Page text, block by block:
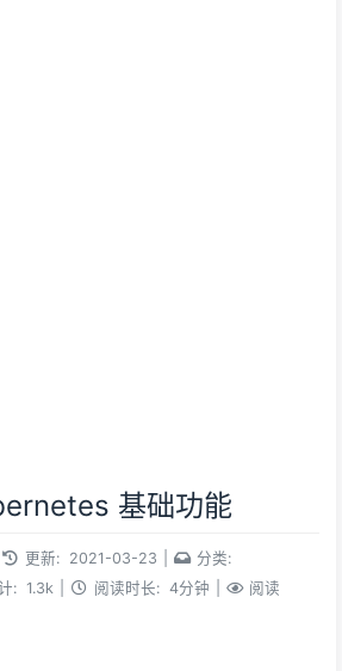
基础功能
更新: 2021-03-23
分类:
: 1.3k 阅读时长: 4分钟
阅读